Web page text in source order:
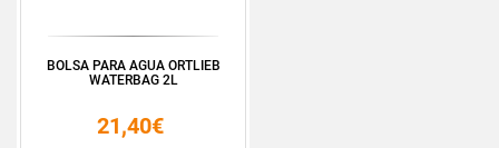
BOLSA PARA AGUA ORTLIEB
WATERBAG 2L
21,40€